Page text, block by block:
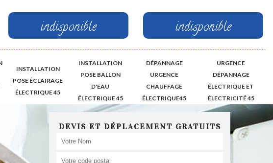
indisponible indisponible
INSTALLATION
POSE ÉCLAIRAGE
ÉLECTRIQUE 45
INSTALLATION
POSE BALLON
D'EAU
ÉLECTRIQUE 45
DÉPANNAGE
URGENCE
CHAUFFAGE
ÉLECTRIQUE45
URGENCE
DÉPANNAGE
ÉLECTRIQUE ET
ÉLECTRICITÉ 45
DEVIS ET DÉPLACEMENT GRATUITS